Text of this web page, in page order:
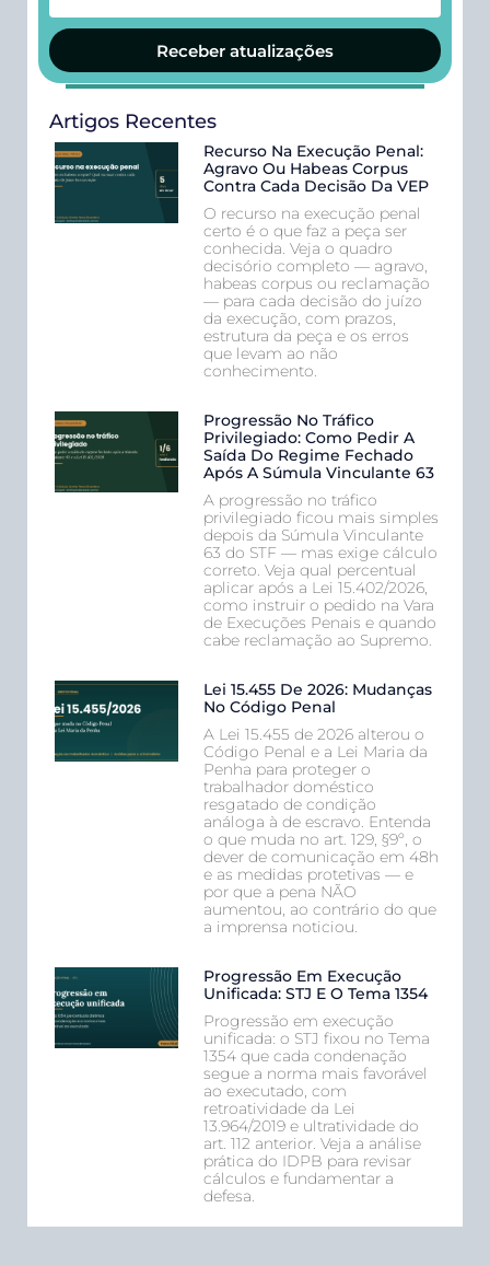
Receber atualizações
Artigos Recentes
Recurso Na Execução Penal:
Agravo Ou Habeas Corpus
Contra Cada Decisão Da VEP
O recurso na execução penal
certo é o que faz a peça ser
conhecida. Veja o quadro
decisório completo — agravo,
habeas corpus ou reclamação
— para cada decisão do juízo
da execução, com prazos,
estrutura da peça e os erros
que levam ao não
conhecimento.
Progressão No Tráfico
Privilegiado: Como Pedir A
Saída Do Regime Fechado
Após A Súmula Vinculante 63
A progressão no tráfico
privilegiado ficou mais simples
depois da Súmula Vinculante
63 do STF — mas exige cálculo
correto. Veja qual percentual
aplicar após a Lei 15.402/2026,
como instruir o pedido na Vara
de Execuções Penais e quando
cabe reclamação ao Supremo.
Lei 15.455 De 2026: Mudanças
No Código Penal
A Lei 15.455 de 2026 alterou o
Código Penal e a Lei Maria da
Penha para proteger o
trabalhador doméstico
resgatado de condição
análoga à de escravo. Entenda
o que muda no art. 129, §9º, o
dever de comunicação em 48h
e as medidas protetivas — e
por que a pena NÃO
aumentou, ao contrário do que
a imprensa noticiou.
Progressão Em Execução
Unificada: STJ E O Tema 1354
Progressão em execução
unificada: o STJ fixou no Tema
1354 que cada condenação
segue a norma mais favorável
ao executado, com
retroatividade da Lei
13.964/2019 e ultratividade do
art. 112 anterior. Veja a análise
prática do IDPB para revisar
cálculos e fundamentar a
defesa.